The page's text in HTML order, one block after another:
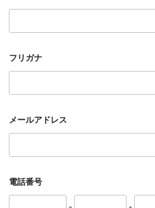
フリガナ
メールアドレス
電話番号